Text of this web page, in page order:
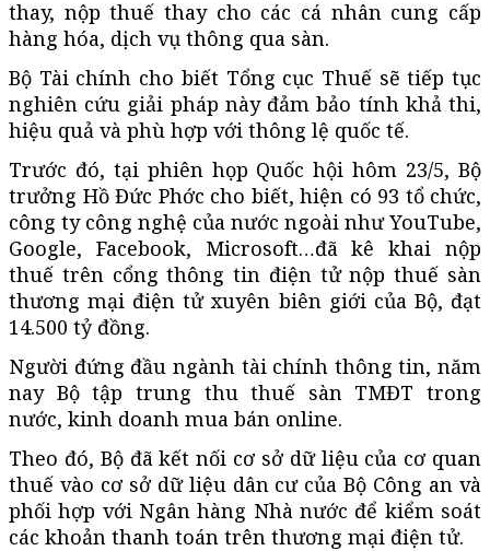
thay, nộp thuế thay cho các cá nhân cung cấp
hàng hóa, dịch vụ thông qua sàn.
Bộ Tài chính cho biết Tổng cục Thuế sẽ tiếp tục
nghiên cứu giải pháp này đảm bảo tính khả thi,
hiệu quả và phù hợp với thông lệ quốc tế.
Trước đó, tại phiên họp Quốc hội hôm 23/5, Bộ
trưởng Hồ Đức Phớc cho biết, hiện có 93 tổ chức,
công ty công nghệ của nước ngoài như YouTube,
Google, Facebook, Microsoft…đã kê khai nộp
thuế trên cổng thông tin điện tử nộp thuế sàn
thương mại điện tử xuyên biên giới của Bộ, đạt
14.500 tỷ đồng.
Người đứng đầu ngành tài chính thông tin, năm
nay Bộ tập trung thu thuế sàn TMĐT trong
nước, kinh doanh mua bán online.
Theo đó, Bộ đã kết nối cơ sở dữ liệu của cơ quan
thuế vào cơ sở dữ liệu dân cư của Bộ Công an và
phối hợp với Ngân hàng Nhà nước để kiểm soát
các khoản thanh toán trên thương mại điện tử.